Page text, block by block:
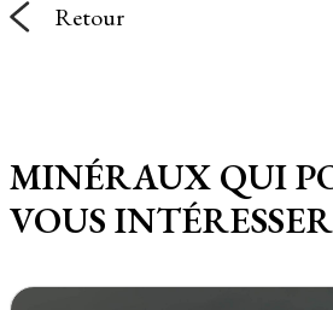
Retour
MINÉRAUX QUI
VOUS INTÉRESSER